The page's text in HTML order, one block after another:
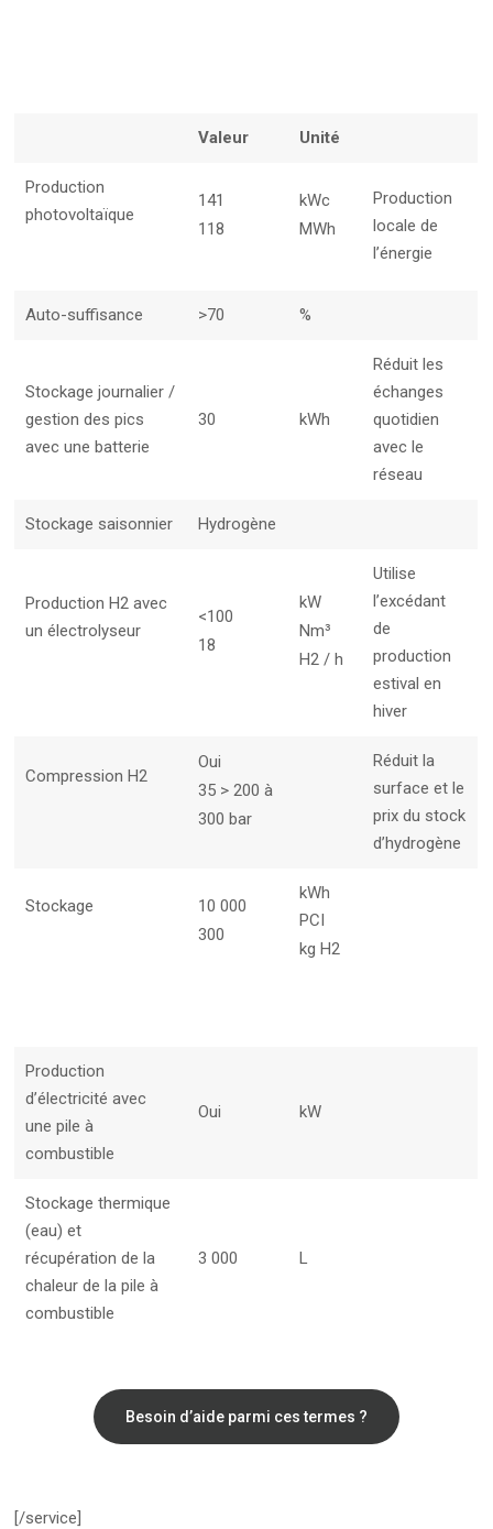
Valeur Unité
Production
photovoltaïque
141
118
kWc
MWh
Production
locale de
l’énergie
Auto-suffisance >70 %
Stockage journalier /
gestion des pics
avec une batterie
30 kWh
Réduit les
échanges
quotidien
avec le
réseau
Stockage saisonnier Hydrogène
Production H2 avec
un électrolyseur
<100
18
kW
Nm³
H2 / h
Utilise
l’excédant
de
production
estival en
hiver
Compression H2
Oui
35 > 200 à
300 bar
Réduit la
surface et le
prix du stock
d’hydrogène
Stockage
10 000
300
kWh
PCI
kg H2
Production
d’électricité avec
une pile à
combustible
Oui kW
Stockage thermique
(eau) et
récupération de la
chaleur de la pile à
combustible
3 000 L
Besoin d’aide parmi ces termes ?
[/service]